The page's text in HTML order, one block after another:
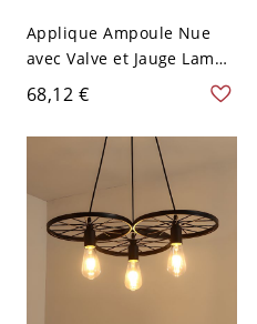
Applique Ampoule Nue
avec Valve et Jauge Lampe
Murale Style Industriel
Design Tuyau d'Eau en
Cuivre Rouge Vieilli
Métallique - 110 V-120 V 3
Cuivre Patiné
68,12 €